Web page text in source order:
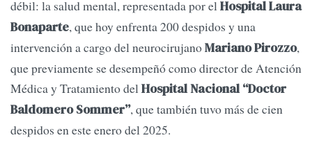
débil: la salud mental, representada por elHospital Laura
Bonaparte, que hoy enfrenta 200 despidos y una
intervención a cargo del neurocirujanoMariano Pirozzo,
que previamente se desempeñó como director de Atención
Médica y Tratamiento delHospital Nacional “Doctor
Baldomero Sommer”, que también tuvo más de cien
despidos en este enero del 2025.